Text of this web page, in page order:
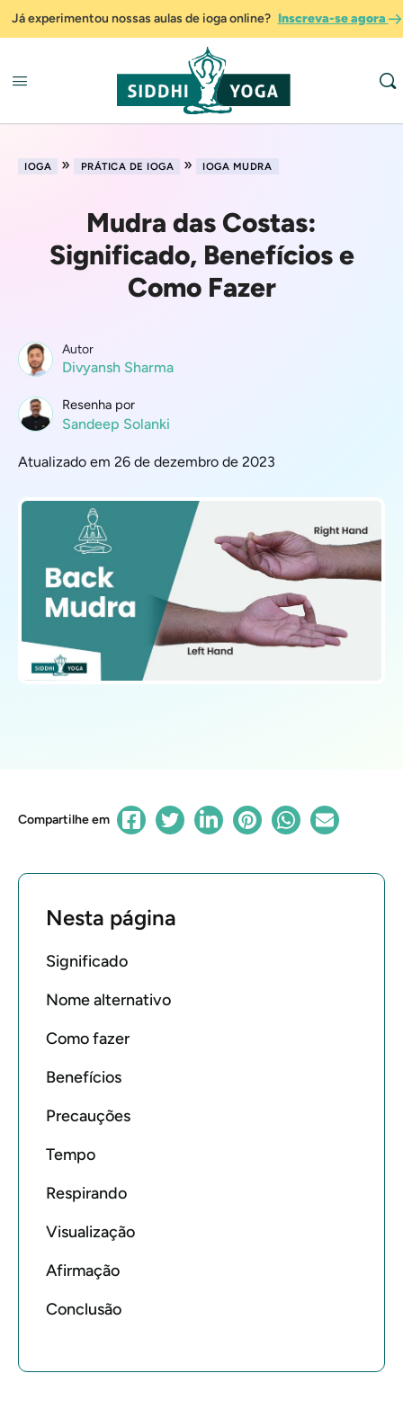
Já experimentou nossas aulas de ioga online? Inscreva-se agora
IOGA » PRÁTICA DE IOGA » IOGA MUDRA
Mudra das Costas:
Significado, Benefícios e
Como Fazer
Autor
Divyansh Sharma
Resenha por
Sandeep Solanki
Atualizado em 26 de dezembro de 2023
Compartilhe em
Nesta página
Significado
Nome alternativo
Como fazer
Benefícios
Precauções
Tempo
Respirando
Visualização
Afirmação
Conclusão